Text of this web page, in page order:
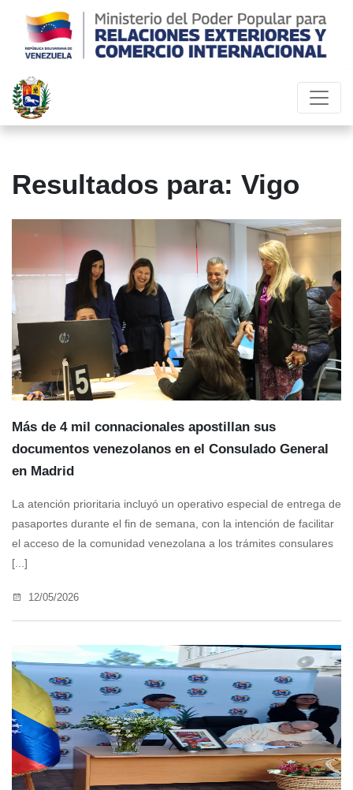
Resultados para: Vigo
Más de 4 mil connacionales apostillan sus
documentos venezolanos en el Consulado General
en Madrid
La atención prioritaria incluyó un operativo especial de entrega de
pasaportes durante el fin de semana, con la intención de facilitar
el acceso de la comunidad venezolana a los trámites consulares
[...]
12/05/2026